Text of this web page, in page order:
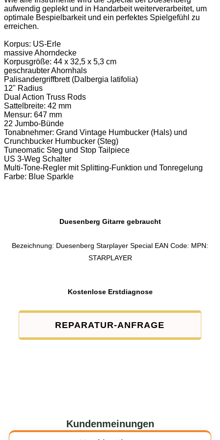
aufwendig geplekt und in Handarbeit weiterverarbeitet, um
optimale Bespielbarkeit und ein perfektes Spielgefühl zu
erreichen.
Korpus: US-Erle
massive Ahorndecke
Korpusgröße: 44 x 32,5 x 5,3 cm
geschraubter Ahornhals
Palisandergriffbrett (Dalbergia latifolia)
12" Radius
Dual Action Truss Rods
Sattelbreite: 42 mm
Mensur: 647 mm
22 Jumbo-Bünde
Tonabnehmer: Grand Vintage Humbucker (Hals) und
Crunchbucker Humbucker (Steg)
Tuneomatic Steg und Stop Tailpiece
US 3-Weg Schalter
Multi-Tone-Regler mit Splitting-Funktion und Tonregelung
Farbe: Blue Sparkle
Duesenberg Gitarre gebraucht
Bezeichnung: Duesenberg Starplayer Special EAN Code: MPN:
STARPLAYER
Kostenlose Erstdiagnose
REPARATUR-ANFRAGE
Kundenmeinungen